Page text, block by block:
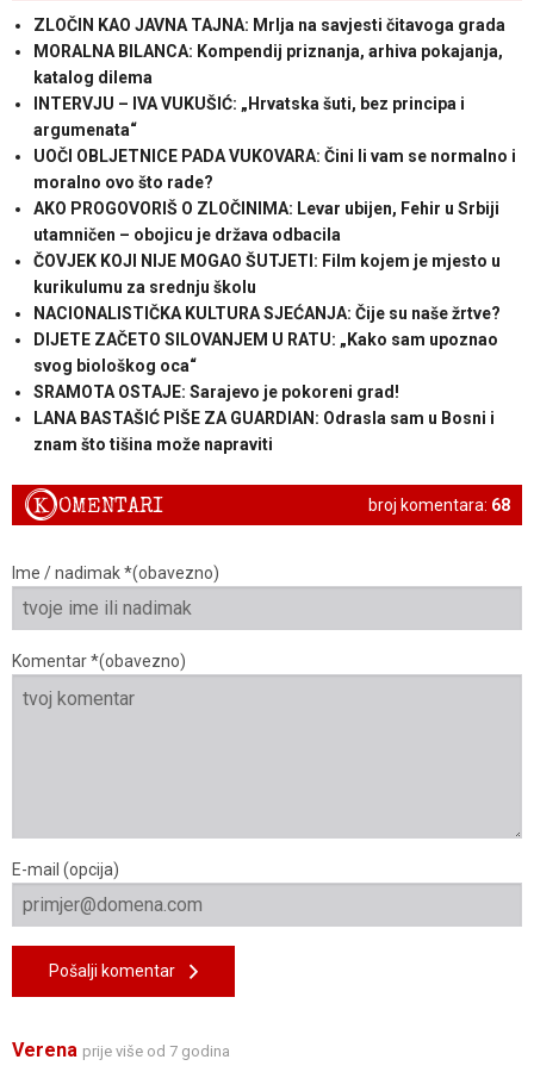
ZLOČIN KAO JAVNA TAJNA: Mrlja na savjesti čitavoga grada
MORALNA BILANCA: Kompendij priznanja, arhiva pokajanja,
katalog dilema
INTERVJU – IVA VUKUŠIĆ: „Hrvatska šuti, bez principa i
argumenata“
UOČI OBLJETNICE PADA VUKOVARA: Čini li vam se normalno i
moralno ovo što rade?
AKO PROGOVORIŠ O ZLOČINIMA: Levar ubijen, Fehir u Srbiji
utamničen – obojicu je država odbacila
ČOVJEK KOJI NIJE MOGAO ŠUTJETI: Film kojem je mjesto u
kurikulumu za srednju školu
NACIONALISTIČKA KULTURA SJEĆANJA: Čije su naše žrtve?
DIJETE ZAČETO SILOVANJEM U RATU: „Kako sam upoznao
svog biološkog oca“
SRAMOTA OSTAJE: Sarajevo je pokoreni grad!
LANA BASTAŠIĆ PIŠE ZA GUARDIAN: Odrasla sam u Bosni i
znam što tišina može napraviti
broj komentara: 68
KOMENTARI
Ime / nadimak *(obavezno)
Komentar *(obavezno)
E-mail (opcija)
Pošalji komentar
Verena prije više od 7 godina